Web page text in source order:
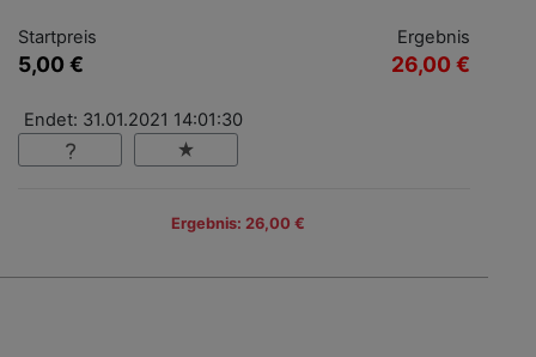
Startpreis
5,00 €
Ergebnis
26,00 €
Endet: 31.01.2021 14:01:30
Ergebnis: 26,00 €